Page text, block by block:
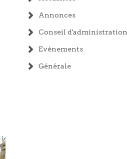
Annonces
Conseil d'administration
Evénements
Générale